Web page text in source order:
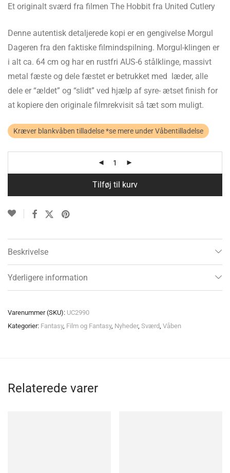
Et originalt sværd fra filmen The Hobbit fra United Cutlery
Denne autentisk detaljerede kopi er en gengivelse Morgul
Dageren fra den faktiske filmindspilning. Morgul-klingen er
i alt ca. 64 cm og har en rustfri AUS-6 stålklinge, massivt
metal fæste og dele fæstet er betrukket med læder, alle
dele er “ældet” og “slidt” ved hjælp af syre- ætset finish for
at kopiere den originale filmrekvisit så tæt som muligt.
Kræver blankvåben tilladelse *se mere under Våbentilladelse
Tilføj til kurv
Beskrivelse
Yderligere information
Varenummer (SKU): UC2990
Kategorier: Fantasy, Film og Fantasy, Nyheder, Sværd, Våben
Relaterede varer